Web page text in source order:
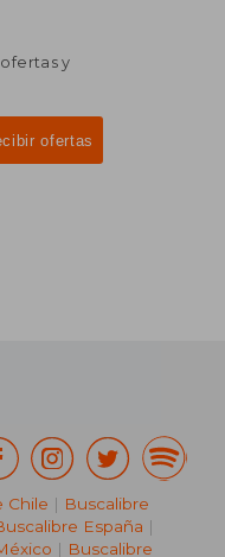
y
Chile | Buscalibre
España |
| Buscalibre